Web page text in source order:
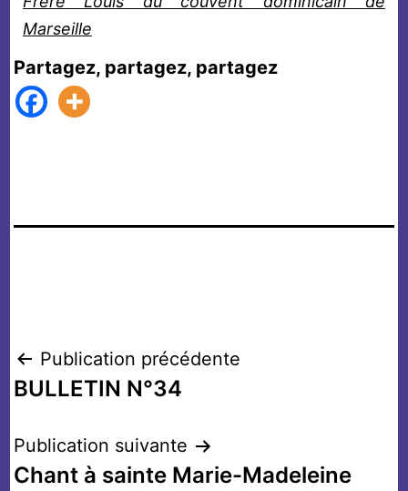
Marseille
Partagez, partagez, partagez
Navigation
de
l’article
Publication précédente
BULLETIN N°34
Publication suivante
Chant à sainte Marie-Madeleine